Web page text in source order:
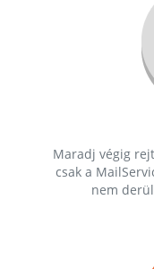
Maradj végig
csak a
nem